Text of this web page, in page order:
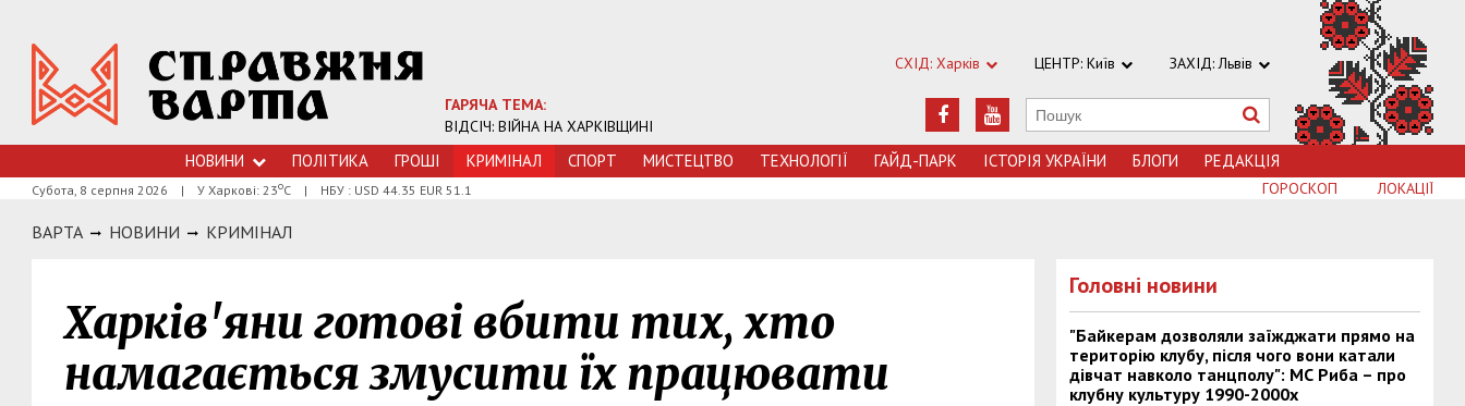
ГАРЯЧА ТЕМА:
ВІДСІЧ: ВІЙНА НА ХАРКІВЩИНІ
СХІД: Харків ЦЕНТР: Київ ЗАХІД: Львів
НОВИНИ ПОЛІТИКА ГРОШI КРИМIНАЛ СПОРТ МИСТЕЦТВО ТЕХНОЛОГIЇ ГАЙД-ПАРК ІСТОРІЯ УКРАЇНИ БЛОГИ РЕДАКЦІЯ
Субота, 8 серпня 2026 | У Харкові: 23оС | НБУ : USD 44.35 EUR 51.1 ЛОКАЦІЇ
ГОРОСКОП
ВАРТА НОВИНИ КРИМIНАЛ
Харків'яни готові вбити тих, хто
намагається змусити їх працювати
Головні новини
"Байкерам дозволяли заїжджати прямо на
територію клубу, після чого вони катали
дівчат навколо танцполу": МС Риба – про
клубну культуру 1990-2000х